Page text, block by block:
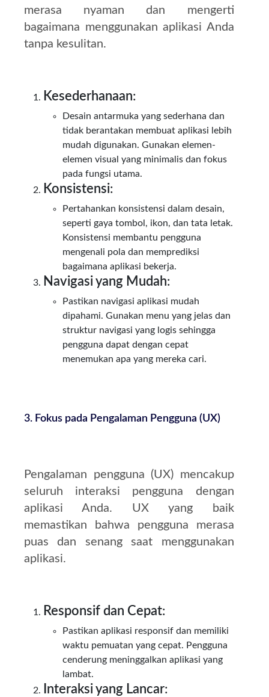
merasa nyaman dan mengerti
bagaimana menggunakan aplikasi Anda
tanpa kesulitan.
Kesederhanaan:
Desain antarmuka yang sederhana dan
tidak berantakan membuat aplikasi lebih
mudah digunakan. Gunakan elemen-
elemen visual yang minimalis dan fokus
pada fungsi utama.
Konsistensi:
Pertahankan konsistensi dalam desain,
seperti gaya tombol, ikon, dan tata letak.
Konsistensi membantu pengguna
mengenali pola dan memprediksi
bagaimana aplikasi bekerja.
Navigasi yang Mudah:
Pastikan navigasi aplikasi mudah
dipahami. Gunakan menu yang jelas dan
struktur navigasi yang logis sehingga
pengguna dapat dengan cepat
menemukan apa yang mereka cari.
3. Fokus pada Pengalaman Pengguna (UX)
Pengalaman pengguna (UX) mencakup
seluruh interaksi pengguna dengan
aplikasi Anda. UX yang baik
memastikan bahwa pengguna merasa
puas dan senang saat menggunakan
aplikasi.
Responsif dan Cepat:
Pastikan aplikasi responsif dan memiliki
waktu pemuatan yang cepat. Pengguna
cenderung meninggalkan aplikasi yang
lambat.
Interaksi yang Lancar: